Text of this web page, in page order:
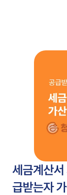
세금계산
급받는자